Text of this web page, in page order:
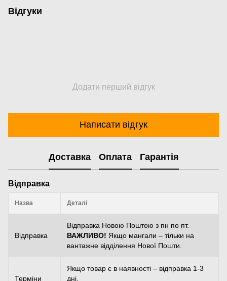
Відгуки
Додати перший відгук
Написати відгук
Доставка Оплата Гарантія
Відправка
Назва Деталі
Відправка
Відправка Новою Поштою з пн по пт.
ВАЖЛИВО! Якщо мангали – тільки на
вантажне відділення Нової Пошти.
Терміни
Якщо товар є в наявності – відправка 1-3
дні.